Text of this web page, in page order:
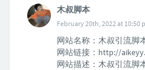
木叔脚本
February 20th, 2022 at 10:50
网站名称：木叔引流脚
网站链接：http://
网站描述：木叔引流脚